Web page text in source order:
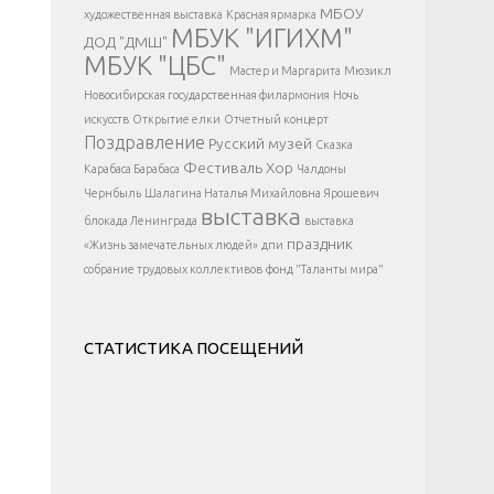
</div >
художественная выставка Красная ярмарка МБОУ
ДОД "ДМШ" МБУК "ИГИХМ"
МБУК "ЦБС" Мастер и Маргарита Мюзикл
Новосибирская государственная филармония Ночь
искусств Открытие елки Отчетный концерт
Поздравление Русский музей Сказка
Карабаса Барабаса ФестивальХор Чалдоны
Чернбыль Шалагина Наталья Михайловна Ярошевич
блокада Ленинграда выставка выставка
«Жизнь замечательных людей» дпи праздник
собрание трудовых коллективов фонд "Таланты мира"
СТАТИСТИКА ПОСЕЩЕНИЙ